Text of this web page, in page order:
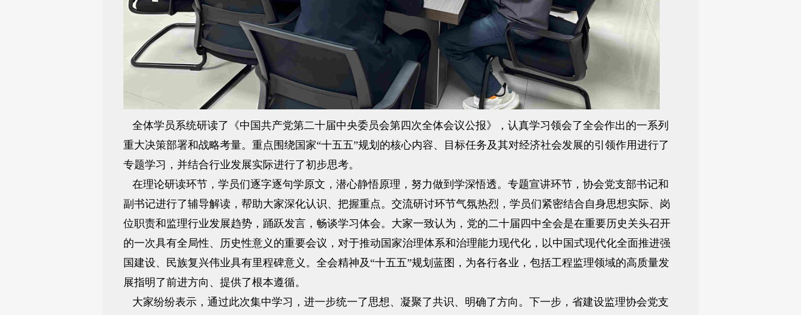
全体学员系统研读了《中国共产党第二十届中央委员会第四次全体会议公报》，认真学习领会了全会作出的一系列
重大决策部署和战略考量。重点围绕国家“十五五”规划的核心内容、目标任务及其对经济社会发展的引领作用进行了
专题学习，并结合行业发展实际进行了初步思考。
在理论研读环节，学员们逐字逐句学原文，潜心静悟原理，努力做到学深悟透。专题宣讲环节，协会党支部书记和
副书记进行了辅导解读，帮助大家深化认识、把握重点。交流研讨环节气氛热烈，学员们紧密结合自身思想实际、岗
位职责和监理行业发展趋势，踊跃发言，畅谈学习体会。大家一致认为，党的二十届四中全会是在重要历史关头召开
的一次具有全局性、历史性意义的重要会议，对于推动国家治理体系和治理能力现代化，以中国式现代化全面推进强
国建设、民族复兴伟业具有里程碑意义。全会精神及“十五五”规划蓝图，为各行各业，包括工程监理领域的高质量发
展指明了前进方向、提供了根本遵循。
大家纷纷表示，通过此次集中学习，进一步统一了思想、凝聚了共识、明确了方向。下一步，省建设监理协会党支